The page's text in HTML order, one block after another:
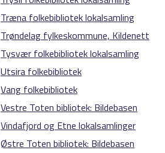
Træna folkebibliotek lokalsamling
Trøndelag fylkeskommune, Kildenett
Tysvær folkebibliotek lokalsamling
Utsira folkebibliotek
Vang folkebibliotek
Vestre Toten bibliotek: Bildebasen
Vindafjord og Etne lokalsamlinger
Østre Toten bibliotek: Bildebasen